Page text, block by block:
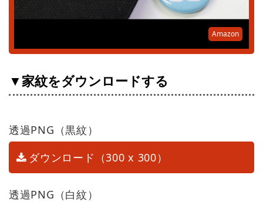
Amazon
▼家紋をダウンロードする
透過PNG（黒紋）
ダウンロード（300 x 300）
透過PNG（白紋）